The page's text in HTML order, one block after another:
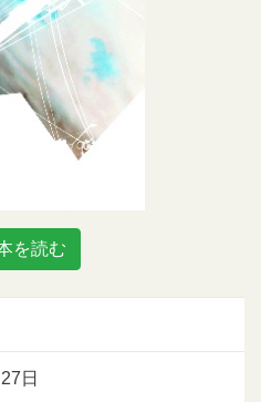
を読む
日